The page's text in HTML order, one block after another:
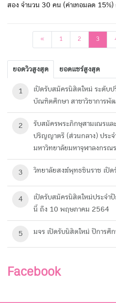
สอง จำนวน 30 คน (ค่าเทอมลด
«ก่อนหน้า1 2 3
ยอดวิวสูงสุด ยอดแชร์สูงสุด
1
เปิดรับสมัครนิสิตใหม่ ระดับ
บัณฑิตศึกษา สาขาวิชาการพั
2
รับสมัครพระภิกษุสามเณรแล
ปริญญาตรี (ส่วนกลาง) ประ
มหาวิทยาลัยมหาจุฬาลงกรณ
3 วิทยาลัยสงฆ์พุทธชินราช เปิ
4
เปิดรับสมัครนิสิตใหม่ประจำ
นี้ ถึง 10 พฤษภาคม 2564
5 มจร เปิดรับนิสิตใหม่ ปีการศึ
Facebook